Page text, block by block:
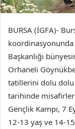
BURSA (İGFA)-
Başkanlığı
Orhaneli
tatillerini dolu dolu
tarihinde
Gençlik Kampı, 7
12-13 yaş ve 14-